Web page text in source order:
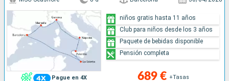
Pague en 4X 689 € +Tasas
niños gratis hasta 11 años
Club para niños desde los 3 años
Paquete de bebidas disponible
Pensión completa